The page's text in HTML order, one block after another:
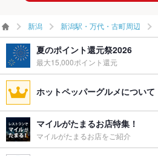
新潟 新潟駅・万代・古町周辺
夏のポイント還元祭2026
最大15,000ポイント還元
ホットペッパーグルメについて
マイルがたまるお店特集！
マイルがたまるお店をご紹介